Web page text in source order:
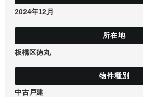
お気に入り物件一覧
物件閲覧履歴
物件を探す
条件から探す
学区から探す
新築戸建て
2024年12月
板橋区徳丸
中古戸建